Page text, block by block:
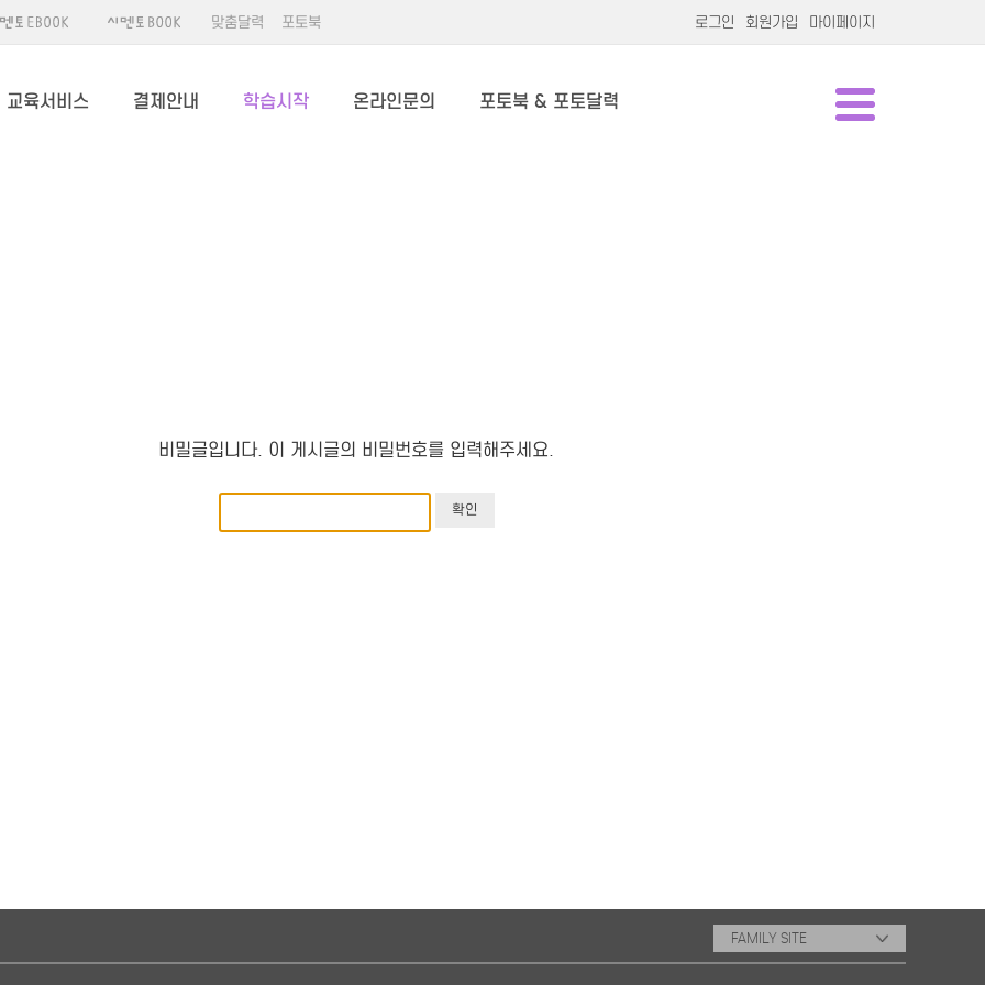
맞춤달력 포토북 로그인 회원가입 마이페이지
교육서비스 결제안내 학습시작 온라인문의 포토북 & 포토달력
비밀글입니다. 이 게시글의 비밀번호를 입력해주세요.
FAMILY SITE